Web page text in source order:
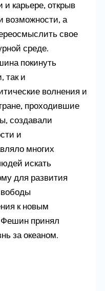
карьере, открыв
возможности, а
свое
среде.
покинуть
так и
волнения и
проходившие
создавали
и
многих
искать
для развития
к новым
принял
за океаном.